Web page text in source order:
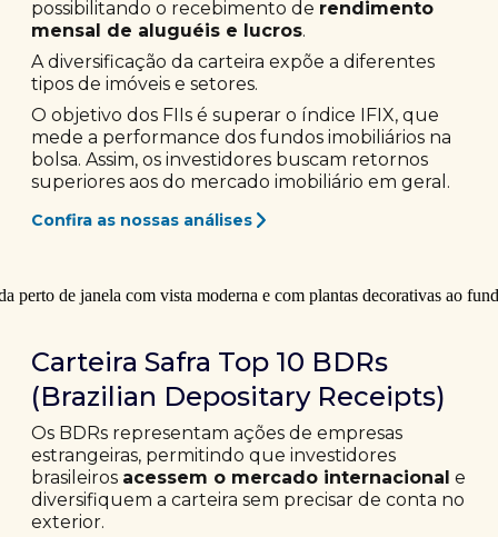
possibilitando o recebimento de rendimento
mensal de aluguéis e lucros.
A diversificação da carteira expõe a diferentes
tipos de imóveis e setores.
O objetivo dos FIIs é superar o índice IFIX, que
mede a performance dos fundos imobiliários na
bolsa. Assim, os investidores buscam retornos
superiores aos do mercado imobiliário em geral.
Confira as nossas análises
Carteira Safra Top 10 BDRs
(Brazilian Depositary Receipts)
Os BDRs representam ações de empresas
estrangeiras, permitindo que investidores
brasileiros acessem o mercado internacional e
diversifiquem a carteira sem precisar de conta no
exterior.